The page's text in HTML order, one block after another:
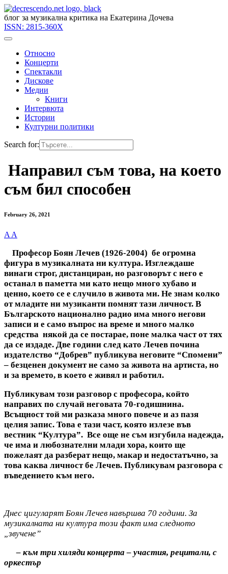
блог за музикална критика на Екатерина Дочева
ISSN: 2815-360X
Относно
Концерти
Спектакли
Дискове
Медии
Книги
Интервюта
Истории
Културни политики
Search for:
Направил съм това, на което
съм бил способен
February 26, 2021
A A
Професор Боян Лечев (1926-2004) бе огромна
фигура в музикалната ни култура. Изглеждаше
винаги строг, дистанциран, но разговорът с него е
останал в паметта ми като нещо много хубаво и
ценно, което се е случило в живота ми. Не знам колко
от младите ни музиканти помнят тази личност. В
Българското национално радио има много негови
записи и е само въпрос на време и много малко
средства някой да се постарае, поне малка част от тях
да се издаде. Две години след като Лечев почина
издателство “Добрев” публикува неговите “Спомени”
– безценен документ не само за живота на артиста, но
и за времето, в което е живял и работил.
Публикувам този разговор с професора, който
направих по случай неговата 70-годишнина.
Всъщност той ми разказа много повече и аз пазя
целия запис. Това е тази част, която излезе във
вестник “Култура”. Все още не съм изгубила надежда,
че има и любознателни млади хора, които ще
пожелаят да разберат нещо, макар и недостатъчно, за
това каква личност бе Лечев. Публикувам разговора с
въведението към него.
Днес цигуларят Боян Лечев навършва 70 години. За
музикалната ни култура този факт има следното
„звучене”
– към три хиляди концерта – участия, рецитали, с
оркестър